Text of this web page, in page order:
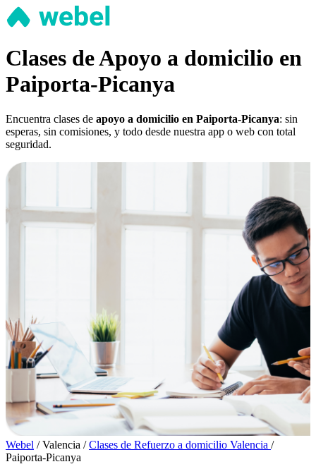
Clases de Apoyo a domicilio en
Paiporta-Picanya
Encuentra clases de apoyo a domicilio en Paiporta-Picanya: sin
esperas, sin comisiones, y todo desde nuestra app o web con total
seguridad.
Webel / Valencia / Clases de Refuerzo a domicilio Valencia /
Paiporta-Picanya